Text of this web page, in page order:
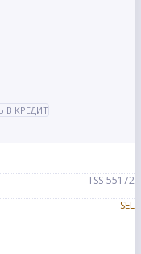
КРЕДИТ
TSS-55172
SEL